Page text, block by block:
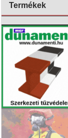
Termékek